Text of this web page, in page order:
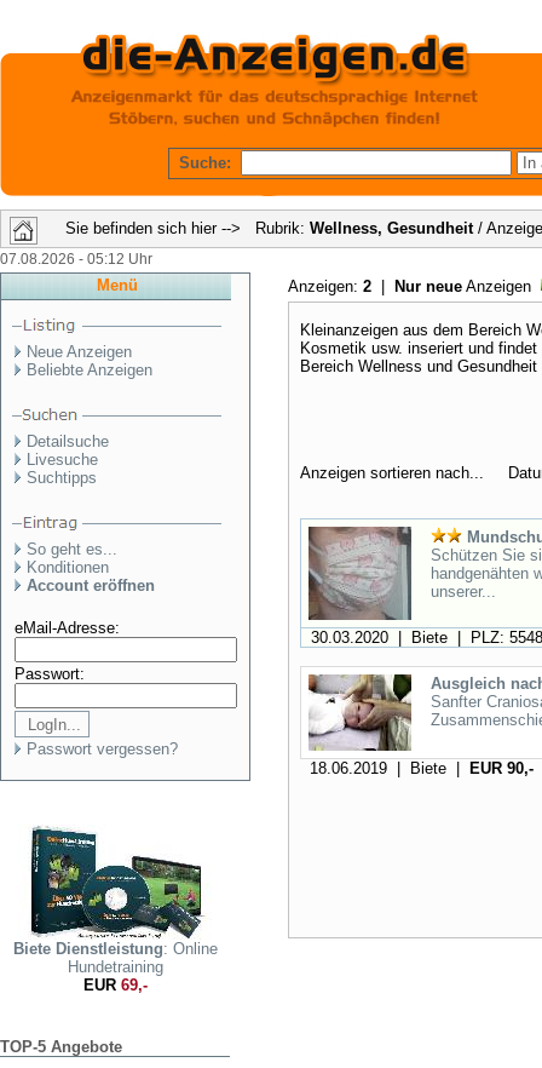
Suche:
Sie befinden sich hier --> Rubrik: Wellness, Gesundheit/
07.08.2026 - 05:12 Uhr
Menü
Neue Anzeigen
Beliebte Anzeigen
Detailsuche
Livesuche
Suchtipps
So geht es...
Konditionen
Account eröffnen
eMail-Adresse:
Passwort:
Passwort vergessen?
Biete Dienstleistung: Online
Hundetraining
EUR69,-
TOP-5 Angebote
Anzeigen: 2 Nur neue Anzeigen
Kleinanzeigen aus dem Bereich
Kosmetik usw. inseriert und
Bereich Wellness und
Anzeigen sortieren nach...
Schützen Sie
handgenähten
unserer...
30.03.2020 | Biete | PLZ:
Ausgleich
Sanfter
18.06.2019 | Biete | EUR 90,-